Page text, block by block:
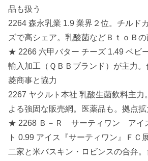
品も扱う
2264 森永乳業 1.9 業界２位。チルド
ズで高シェア。乳酸菌などＢｔｏＢ
★ 2266 六甲バター チーズ 1.49 ベビ
輸入加工（ＱＢＢブランド）が主力
菱商事と協力
2267 ヤクルト本社 乳酸生菌飲料主力
よる強固な販売網。医薬品も。拠点
★ 2268 Ｂ－Ｒ サーティワン アイ
ト 0.99 アイス『サーティワン』ＦＣ
二家と米バスキン・ロビンスの合弁。